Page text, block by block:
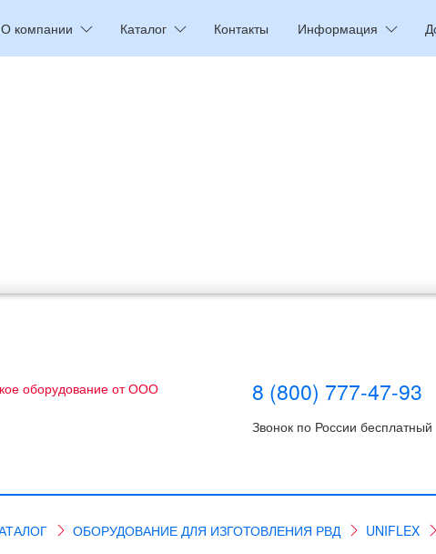
О компании Каталог Контакты Информация
8 (800) 777-47-93
Звонок по России бесплатный
ОБОРУДОВАНИЕ ДЛЯ ИЗГОТОВЛЕНИЯ РВД UNIFLEX